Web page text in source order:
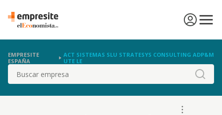
EMPRESITE
ESPAÑA
ACT SISTEMAS SLU STRATESYS CONSULTING ADP&M
UTE LE
Buscar